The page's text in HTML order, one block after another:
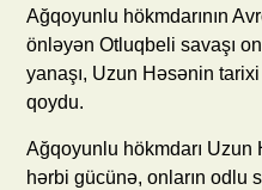
Ağqoyunlu hökmdarının
önləyən Otluqbeli savaşı
yanaşı, Uzun Həsənin
qoydu.
Ağqoyunlu hökmdarı Uzun
hərbi gücünə, onların odlu